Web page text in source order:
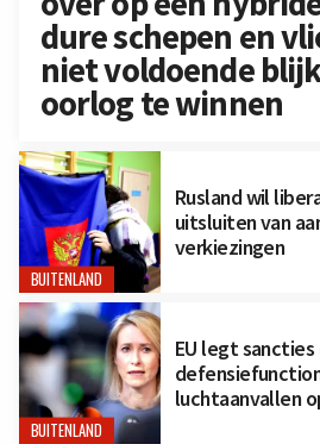
dure schepen en
niet voldoende
oorlog te winnen
BUITENLAND
Rusland wil
uitsluiten van
verkiezingen
BUITENLAND
EU legt sancties
luchtaanvallen